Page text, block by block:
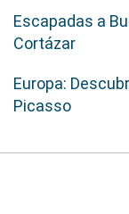
Escapadas a
Cortázar
Europa:
Picasso